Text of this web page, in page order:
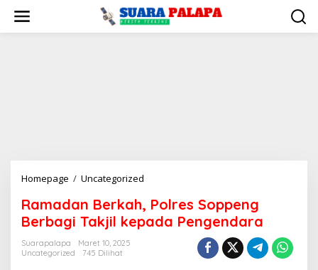
konten
Homepage / Uncategorized
Polres
Soppeng
Ramadan Berkah, Polres Soppeng
Berbagi Takjil kepada Pengendara
Suarapalapa
Maret 10, 2025
Uncategorized
745 Dilihat